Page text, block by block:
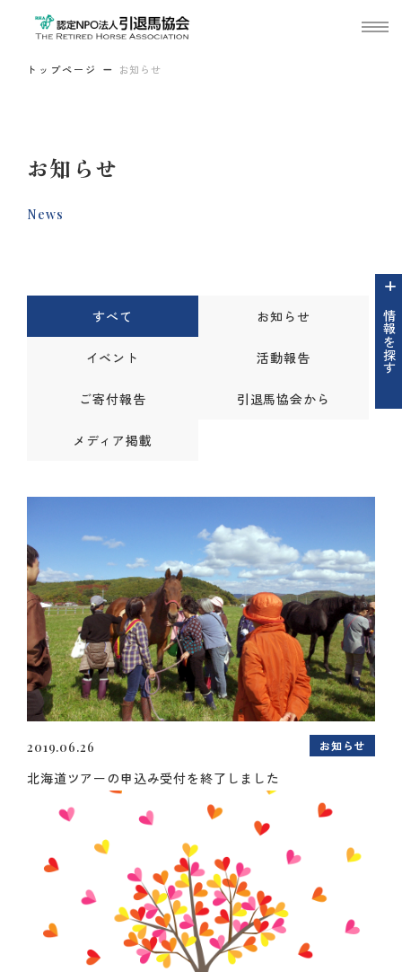
トップページ お知らせ
お知らせ
News
情報を探す
すべて お知らせ
イベント 活動報告
ご寄付報告 引退馬協会から
メディア掲載
2019.06.26 お知らせ
北海道ツアーの申込み受付を終了しました